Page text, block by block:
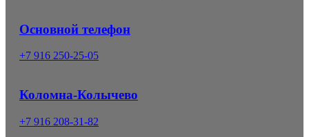
Основной телефон
+7 916 250-25-05
Коломна-Колычево
+7 916 208-31-82